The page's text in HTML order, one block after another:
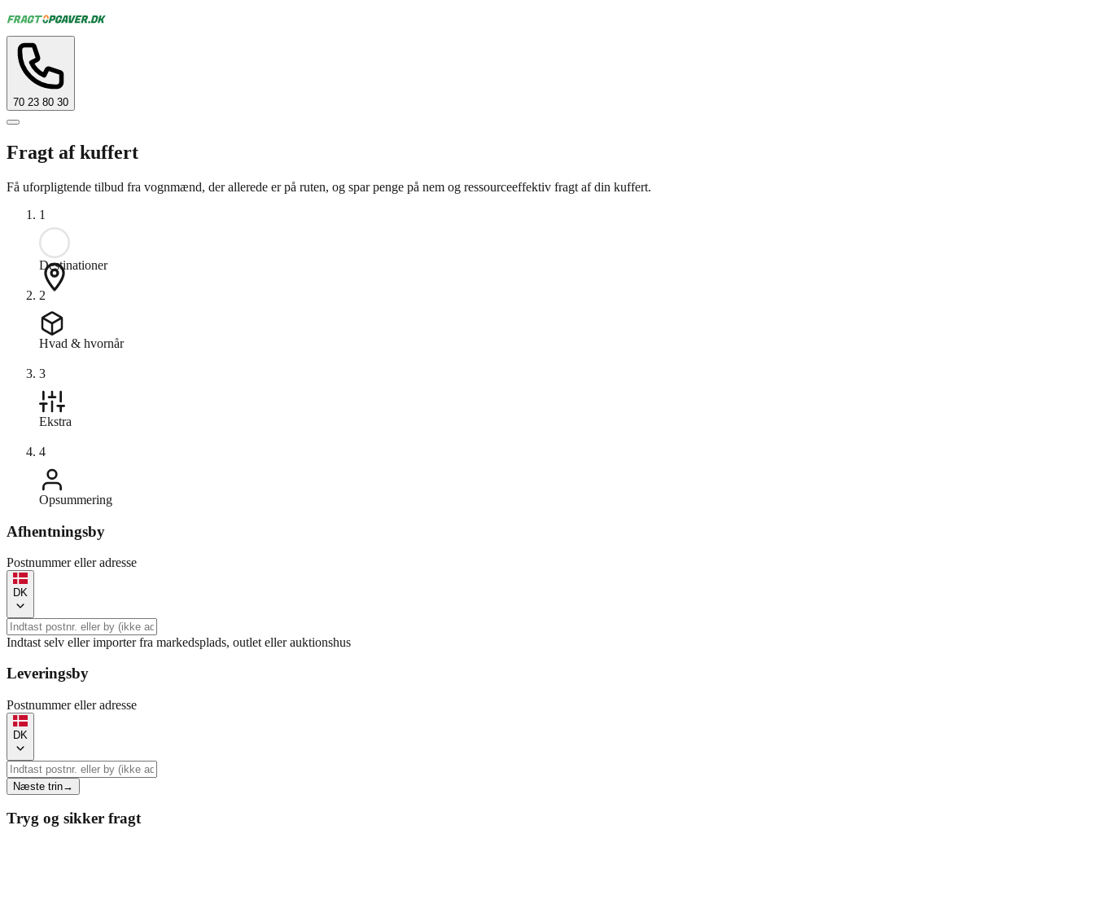
70 23 80 30
Fragt af kuffert
Få uforpligtende tilbud fra vognmænd, der allerede er på ruten, og spar penge på nem og ressourceeffektiv fragt af din kuffert.
1
Destinationer
2
Hvad & hvornår
3
Ekstra
4
Opsummering
Afhentningsby
Postnummer eller adresse
DK
Indtast selv eller importer fra markedsplads, outlet eller auktionshus
Leveringsby
Postnummer eller adresse
DK
Næste trin→
Tryg og sikker fragt